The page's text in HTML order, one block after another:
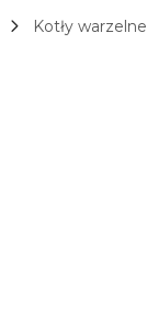
Kotły warzelne